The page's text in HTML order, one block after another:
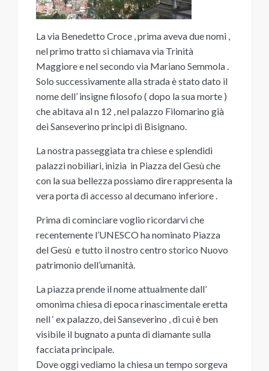
La via Benedetto Croce , prima aveva due nomi ,
nel primo tratto si chiamava via Trinità
Maggiore e nel secondo via Mariano Semmola .
Solo successivamente alla strada è stato dato il
nome dell’ insigne filosofo ( dopo la sua morte )
che abitava al n 12 , nel palazzo Filomarino già
dei Sanseverino principi di Bisignano.
La nostra passeggiata tra chiese e splendidi
palazzi nobiliari, inizia in Piazza del Gesù che
con la sua bellezza possiamo dire rappresenta la
vera porta di accesso al decumano inferiore .
Prima di cominciare voglio ricordarvi che
recentemente l’UNESCO ha nominato Piazza
del Gesù e tutto il nostro centro storico Nuovo
patrimonio dell’umanità.
La piazza prende il nome attualmente dall’
omonima chiesa di epoca rinascimentale eretta
nell ‘ ex palazzo, dei Sanseverino , di cui è ben
visibile il bugnato a punta di diamante sulla
facciata principale.
Dove oggi vediamo la chiesa un tempo sorgeva